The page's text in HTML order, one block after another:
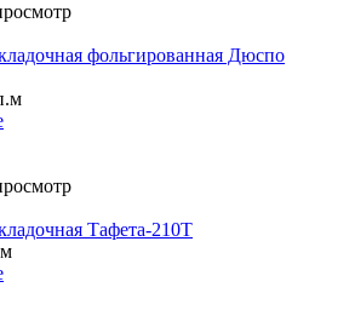
фольгированная Дюспо
Тафета-210T